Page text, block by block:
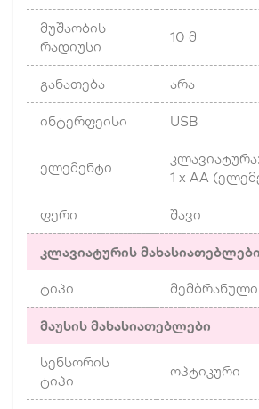
მუშაობის
რადიუსი
10 მ
განათება არა
ინტერფეისი USB
ელემენტი
კლავიატურა:
1 x AA
ფერი შავი
კლავიატურის მახასიათებლები
ტიპი მემბრანული
მაუსის მახასიათებლები
სენსორის
ტიპი
ოპტიკური